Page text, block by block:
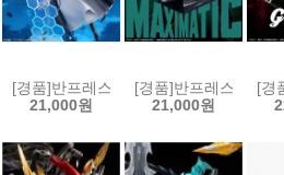
[경품]반프레스토 장송의 프리렌
21,000원
[경품]반프레스토 주
21,000원
[경